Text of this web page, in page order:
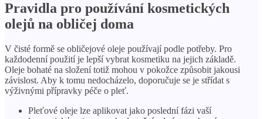
Pravidla pro používání kosmetických
olejů na obličej doma
V čisté formě se obličejové oleje používají podle potřeby. Pro
každodenní použití je lepší vybrat kosmetiku na jejich základě.
Oleje bohaté na složení totiž mohou v pokožce způsobit jakousi
závislost. Aby k tomu nedocházelo, doporučuje se je střídat s
výživnými přípravky péče o pleť.
Pleťové oleje lze aplikovat jako poslední fázi vaší